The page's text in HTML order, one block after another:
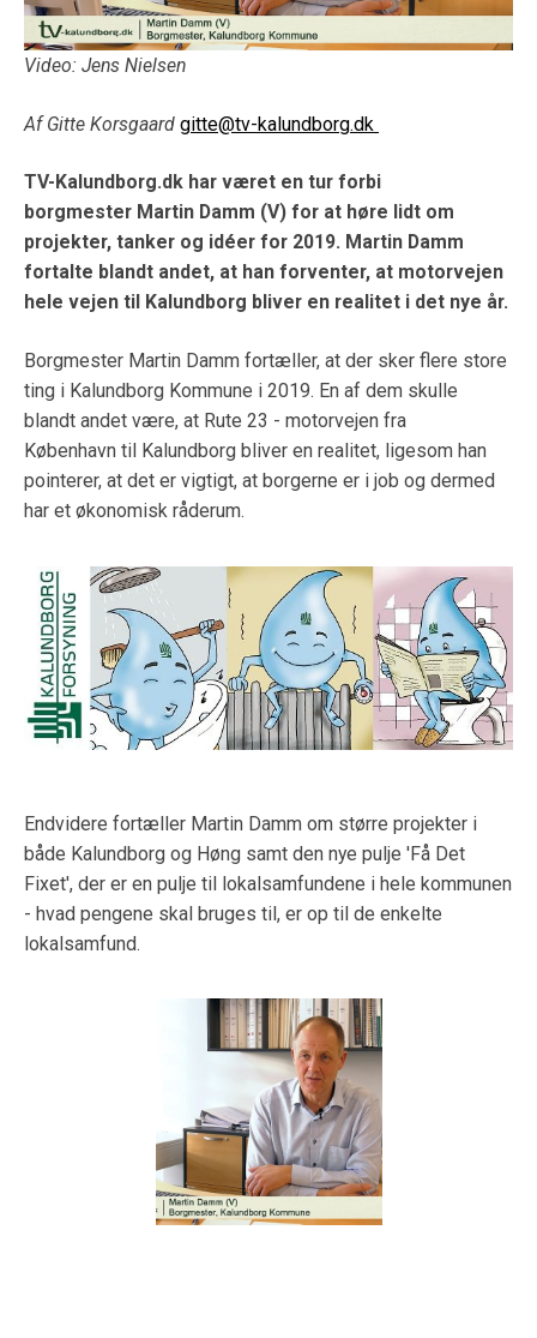
Video: Jens Nielsen
Af Gitte Korsgaard gitte@tv-kalundborg.dk
TV-Kalundborg.dk har været en tur forbi
borgmester Martin Damm (V) for at høre lidt om
projekter, tanker og idéer for 2019. Martin Damm
fortalte blandt andet, at han forventer, at motorvejen
hele vejen til Kalundborg bliver en realitet i det nye år.
Borgmester Martin Damm fortæller, at der sker flere store
ting i Kalundborg Kommune i 2019. En af dem skulle
blandt andet være, at Rute 23 - motorvejen fra
København til Kalundborg bliver en realitet, ligesom han
pointerer, at det er vigtigt, at borgerne er i job og dermed
har et økonomisk råderum.
Endvidere fortæller Martin Damm om større projekter i
både Kalundborg og Høng samt den nye pulje 'Få Det
Fixet', der er en pulje til lokalsamfundene i hele kommunen
- hvad pengene skal bruges til, er op til de enkelte
lokalsamfund.